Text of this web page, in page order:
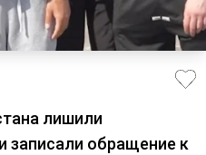
лишили
записали обращение к